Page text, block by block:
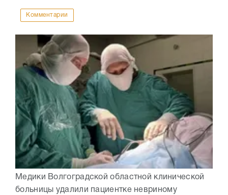
Комментарии
Медики Волгоградской областной клинической
больницы удалили пациентке невриному